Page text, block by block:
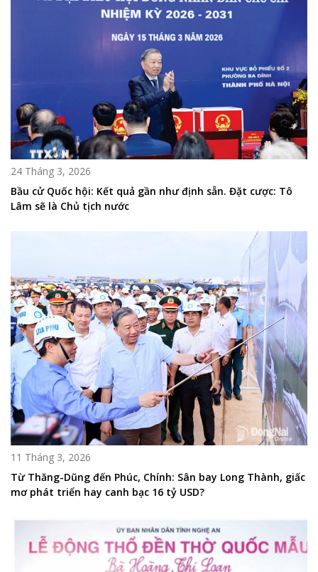
24 Tháng 3, 2026
Bầu cử Quốc hội: Kết quả gần như định sẵn. Đặt cược: Tô
Lâm sẽ là Chủ tịch nước
11 Tháng 3, 2026
Từ Thăng-Dũng đến Phúc, Chính: Sân bay Long Thành, giấc
mơ phát triển hay canh bạc 16 tỷ USD?